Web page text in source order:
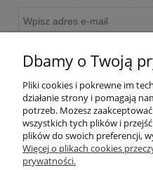
Dbamy o Twoją
Pliki cookies i pokrewne im
działanie strony i pomagają
potrzeb. Możesz
wszystkich tych plików i
plików do swoich preferencji,
Więcej o plikach cookies
prywatności.